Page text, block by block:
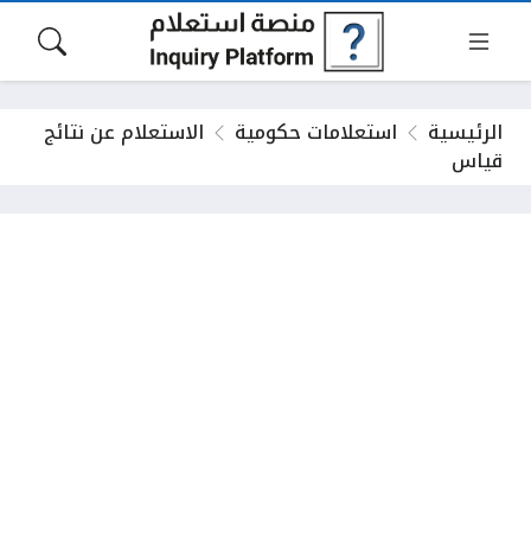
الرئيسية استعلامات حكومية الاستعلام عن نتائج
قياس